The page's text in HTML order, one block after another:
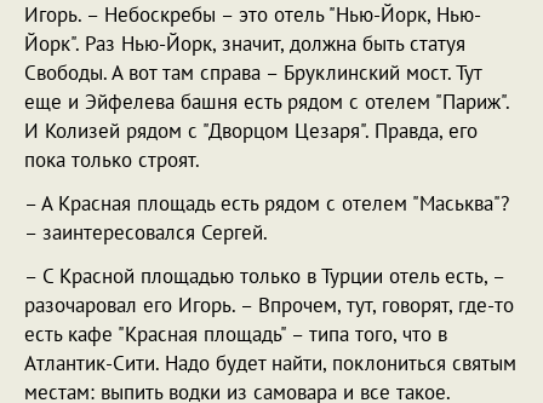
Игорь. – Небоскребы – это отель "Нью-Йорк, Нью-
Йорк". Раз Нью-Йорк, значит, должна быть статуя
Свободы. А вот там справа – Бруклинский мост. Тут
еще и Эйфелева башня есть рядом с отелем "Париж".
И Колизей рядом с "Дворцом Цезаря". Правда, его
пока только строят.
– А Красная площадь есть рядом с отелем "Маськва"?
– заинтересовался Сергей.
– С Красной площадью только в Турции отель есть, –
разочаровал его Игорь. – Впрочем, тут, говорят, где-то
есть кафе "Красная площадь" – типа того, что в
Атлантик-Сити. Надо будет найти, поклониться святым
местам: выпить водки из самовара и все такое.